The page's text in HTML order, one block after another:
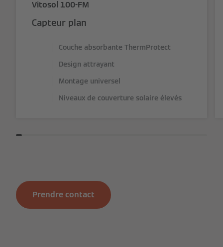
Vitosol 100-FM
Capteur plan
Couche absorbante ThermProtect
Design attrayant
Montage universel
Niveaux de couverture solaire élevés
Prendre contact